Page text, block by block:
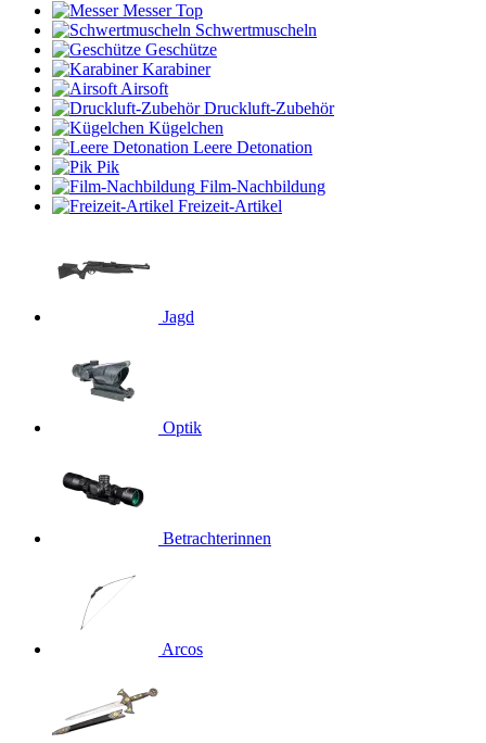
MesserTop
Schwertmuscheln
Geschütze
Karabiner
Airsoft
Druckluft-Zubehör
Kügelchen
Leere Detonation
Pik
Film-Nachbildung
Freizeit-Artikel
Jagd
Optik
Betrachterinnen
Arcos